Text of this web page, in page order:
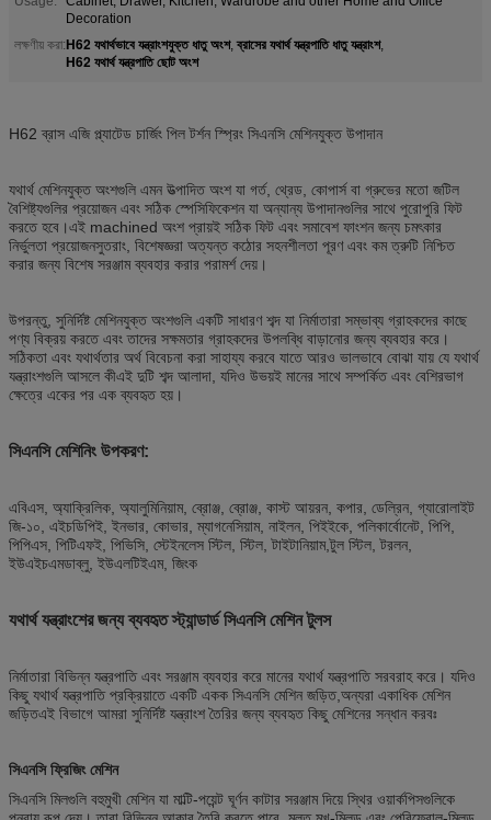
Decoration
লক্ষণীয় করা:H62 যথার্থভাবে যন্ত্রাংশযুক্ত ধাতু অংশ,ব্রাসের যথার্থ যন্ত্রপাতি ধাতু যন্ত্রাংশ,
H62 যথার্থ যন্ত্রপাতি ছোট অংশ
H62 ব্রাস এজি প্ল্যাটেড চার্জিং পিল টর্শন স্প্রিং সিএনসি মেশিনযুক্ত উপাদান
যথার্থ মেশিনযুক্ত অংশগুলি এমন উত্পাদিত অংশ যা গর্ত, থ্রেড, কোপার্স বা গ্রুভের মতো জটিল
বৈশিষ্ট্যগুলির প্রয়োজন এবং সঠিক স্পেসিফিকেশন যা অন্যান্য উপাদানগুলির সাথে পুরোপুরি ফিট
করতে হবে।এই machined অংশ প্রায়ই সঠিক ফিট এবং সমাবেশ ফাংশন জন্য চমৎকার
নির্ভুলতা প্রয়োজনসুতরাং, বিশেষজ্ঞরা অত্যন্ত কঠোর সহনশীলতা পূরণ এবং কম ত্রুটি নিশ্চিত
করার জন্য বিশেষ সরঞ্জাম ব্যবহার করার পরামর্শ দেয়।
উপরন্তু, সুনির্দিষ্ট মেশিনযুক্ত অংশগুলি একটি সাধারণ শব্দ যা নির্মাতারা সম্ভাব্য গ্রাহকদের কাছে
পণ্য বিক্রয় করতে এবং তাদের সক্ষমতার গ্রাহকদের উপলব্ধি বাড়ানোর জন্য ব্যবহার করে।
সঠিকতা এবং যথার্থতার অর্থ বিবেচনা করা সাহায্য করবে যাতে আরও ভালভাবে বোঝা যায় যে যথার্থ
যন্ত্রাংশগুলি আসলে কীএই দুটি শব্দ আলাদা, যদিও উভয়ই মানের সাথে সম্পর্কিত এবং বেশিরভাগ
ক্ষেত্রে একের পর এক ব্যবহৃত হয়।
সিএনসি মেশিনিং উপকরণ:
এবিএস, অ্যাক্রিলিক, অ্যালুমিনিয়াম, ব্রোঞ্জ, ব্রোঞ্জ, কাস্ট আয়রন, কপার, ডেল্রিন, গ্যারোলাইট
জি-১০, এইচডিপিই, ইনভার, কোভার, ম্যাগনেসিয়াম, নাইলন, পিইইকে, পলিকার্বোনেট, পিপি,
পিপিএস, পিটিএফই, পিভিসি, স্টেইনলেস স্টিল, স্টিল, টাইটানিয়াম,টুল স্টিল, টরলন,
ইউএইচএমডাব্লু, ইউএলটিইএম, জিংক
যথার্থ যন্ত্রাংশের জন্য ব্যবহৃত স্ট্যান্ডার্ড সিএনসি মেশিন টুলস
নির্মাতারা বিভিন্ন যন্ত্রপাতি এবং সরঞ্জাম ব্যবহার করে মানের যথার্থ যন্ত্রপাতি সরবরাহ করে। যদিও
কিছু যথার্থ যন্ত্রপাতি প্রক্রিয়াতে একটি একক সিএনসি মেশিন জড়িত,অন্যরা একাধিক মেশিন
জড়িতএই বিভাগে আমরা সুনির্দিষ্ট যন্ত্রাংশ তৈরির জন্য ব্যবহৃত কিছু মেশিনের সন্ধান করবঃ
সিএনসি ফ্রিজিং মেশিন
সিএনসি মিলগুলি বহুমুখী মেশিন যা মাল্টি-পয়েন্ট ঘূর্ণন কাটার সরঞ্জাম দিয়ে স্থির ওয়ার্কপিসগুলিকে